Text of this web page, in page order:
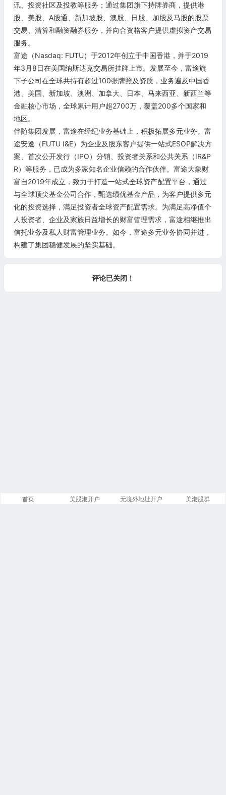
讯、投资社区及投教等服务；通过集团旗下持牌券商，提供港
股、美股、A股通、新加坡股、澳股、日股、加股及马股的股票
交易、清算和融资融券服务，并向合资格客户提供虚拟资产交易
服务。
富途（Nasdaq: FUTU）于2012年创立于中国香港，并于2019
年3月8日在美国纳斯达克交易所挂牌上市。发展至今，富途旗
下子公司在全球共持有超过100张牌照及资质，业务遍及中国香
港、美国、新加坡、澳洲、加拿大、日本、马来西亚、新西兰等
金融核心市场，全球累计用户超2700万，覆盖200多个国家和
地区。
伴随集团发展，富途在经纪业务基础上，积极拓展多元业务。富
途安逸（FUTU I&E）为企业及股东客户提供一站式ESOP解决方
案、首次公开发行（IPO）分销、投资者关系和公共关系（IR&P
R）等服务，已成为多家知名企业信赖的合作伙伴。富途大象财
富自2019年成立，致力于打造一站式全球资产配置平台，通过
与全球顶尖基金公司合作，甄选绩优基金产品，为客户提供多元
化的投资选择，满足投资者全球资产配置需求。为满足高净值个
人投资者、企业及家族日益增长的财富管理需求，富途相继推出
信托业务及私人财富管理业务。如今，富途多元业务协同并进，
构建了集团稳健发展的坚实基础。
评论已关闭！
首页 美股港开户 无境外地址开户 美港股群